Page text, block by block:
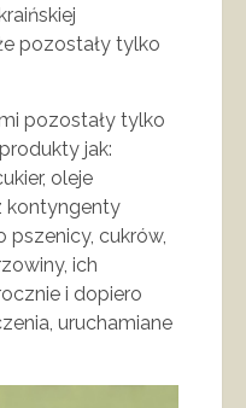
pozostały tylko
pozostały tylko
jak:
oleje
kontyngenty
pszenicy, cukrów,
ich
i dopiero
uruchamiane